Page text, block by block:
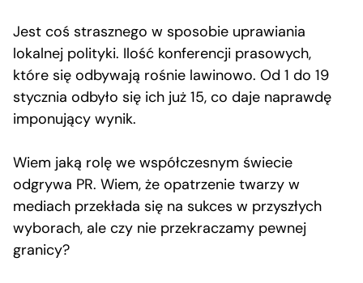
Jest coś strasznego w sposobie uprawiania
lokalnej polityki. Ilość konferencji prasowych,
które się odbywają rośnie lawinowo. Od 1 do 19
stycznia odbyło się ich już 15, co daje naprawdę
imponujący wynik.
Wiem jaką rolę we współczesnym świecie
odgrywa PR. Wiem, że opatrzenie twarzy w
mediach przekłada się na sukces w przyszłych
wyborach, ale czy nie przekraczamy pewnej
granicy?